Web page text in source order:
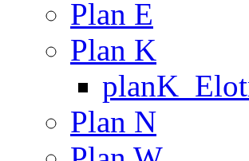
Plan E
Plan K
Plan N